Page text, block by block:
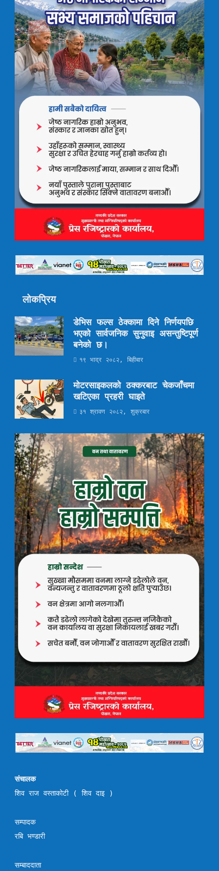
लोकप्रिय
डेभिस फल्स ठेक्कामा दिने निर्णयपछि
भएको सार्वजनिक सुनुवाइ असन्तुष्टिपूर्ण
बनेको छ।
१९ भाद्र २०८२, बिहीबार
मोटरसाइकलको ठक्करबाट चेकजाँचमा
खटिएका प्रहरी घाइते
३१ श्रावण २०८२, शुक्रबार
संचालक
शिव राज वस्ताकोटी ( शिव दाइ )
सम्पादक
रबि भण्डारी
सम्बाददाता